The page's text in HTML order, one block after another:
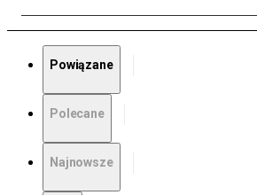
Powiązane
Polecane
Najnowsze